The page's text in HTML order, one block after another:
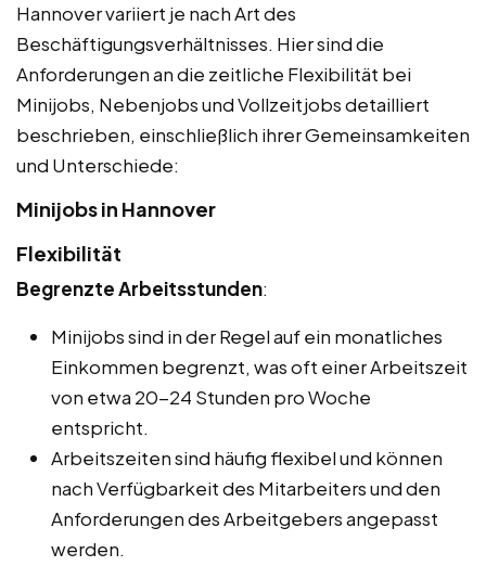
Hannover variiert je nach Art des
Beschäftigungsverhältnisses. Hier sind die
Anforderungen an die zeitliche Flexibilität bei
Minijobs, Nebenjobs und Vollzeitjobs detailliert
beschrieben, einschließlich ihrer Gemeinsamkeiten
und Unterschiede:
Minijobs in Hannover
Flexibilität
Begrenzte Arbeitsstunden:
Minijobs sind in der Regel auf ein monatliches
Einkommen begrenzt, was oft einer Arbeitszeit
von etwa 20-24 Stunden pro Woche
entspricht.
Arbeitszeiten sind häufig flexibel und können
nach Verfügbarkeit des Mitarbeiters und den
Anforderungen des Arbeitgebers angepasst
werden.